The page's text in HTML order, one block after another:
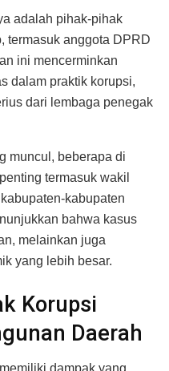
adalah pihak-pihak
termasuk anggota DPRD
ini mencerminkan
dalam praktik korupsi,
dari lembaga penegak
muncul, beberapa di
termasuk wakil
kabupaten
bahwa kasus
melainkan juga
yang lebih besar.
Korupsi
Daerah